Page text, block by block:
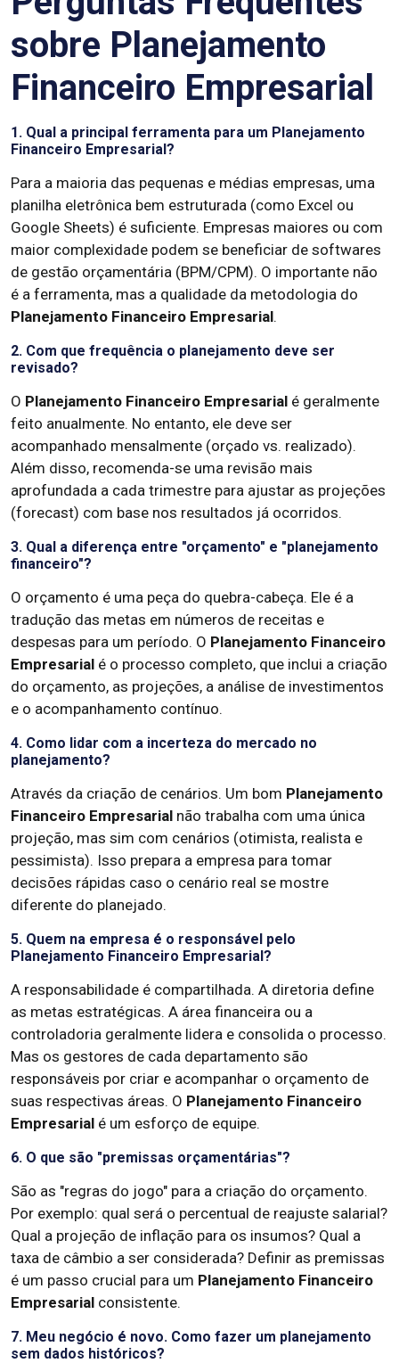
sobre Planejamento
Financeiro Empresarial
1. Qual a principal ferramenta para um Planejamento
Financeiro Empresarial?
Para a maioria das pequenas e médias empresas, uma
planilha eletrônica bem estruturada (como Excel ou
Google Sheets) é suficiente. Empresas maiores ou com
maior complexidade podem se beneficiar de softwares
de gestão orçamentária (BPM/CPM). O importante não
é a ferramenta, mas a qualidade da metodologia do
Planejamento Financeiro Empresarial.
2. Com que frequência o planejamento deve ser
revisado?
O Planejamento Financeiro Empresarial é geralmente
feito anualmente. No entanto, ele deve ser
acompanhado mensalmente (orçado vs. realizado).
Além disso, recomenda-se uma revisão mais
aprofundada a cada trimestre para ajustar as projeções
(forecast) com base nos resultados já ocorridos.
3. Qual a diferença entre "orçamento" e "planejamento
financeiro"?
O orçamento é uma peça do quebra-cabeça. Ele é a
tradução das metas em números de receitas e
despesas para um período. O Planejamento Financeiro
Empresarial é o processo completo, que inclui a criação
do orçamento, as projeções, a análise de investimentos
e o acompanhamento contínuo.
4. Como lidar com a incerteza do mercado no
planejamento?
Através da criação de cenários. Um bom Planejamento
Financeiro Empresarial não trabalha com uma única
projeção, mas sim com cenários (otimista, realista e
pessimista). Isso prepara a empresa para tomar
decisões rápidas caso o cenário real se mostre
diferente do planejado.
5. Quem na empresa é o responsável pelo
Planejamento Financeiro Empresarial?
A responsabilidade é compartilhada. A diretoria define
as metas estratégicas. A área financeira ou a
controladoria geralmente lidera e consolida o processo.
Mas os gestores de cada departamento são
responsáveis por criar e acompanhar o orçamento de
suas respectivas áreas. O Planejamento Financeiro
Empresarial é um esforço de equipe.
6. O que são "premissas orçamentárias"?
São as "regras do jogo" para a criação do orçamento.
Por exemplo: qual será o percentual de reajuste salarial?
Qual a projeção de inflação para os insumos? Qual a
taxa de câmbio a ser considerada? Definir as premissas
é um passo crucial para um Planejamento Financeiro
Empresarial consistente.
7. Meu negócio é novo. Como fazer um planejamento
sem dados históricos?